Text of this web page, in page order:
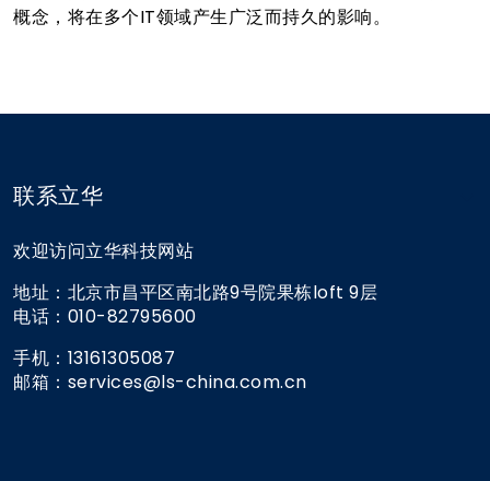
概念，将在多个IT领域产生广泛而持久的影响。
联系立华
欢迎访问立华科技网站
地址：北京市昌平区南北路9号院果栋loft 9层
电话：010-82795600
手机：13161305087
邮箱：services@ls-china.com.cn